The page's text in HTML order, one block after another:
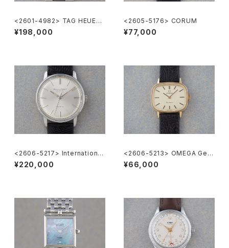
<2601-4982> TAG HEUER
Super Professional
¥198,000
<2605-5176> CORUM
¥77,000
<2606-5217> International
National Co. "TURLER"
¥220,000
<2606-5213> OMEGA Gen
eve
¥66,000